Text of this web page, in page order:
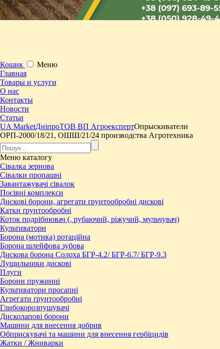
Кошик
Меню
Главная
Товары и услуги
О нас
Контакты
Новости
Статьи
UA MarketДніпроТОВ ВП АгроекспертОпрыскиватели
ОРП-2000/18/21, ОШШ/21/24 производства Агротехника
Меню каталогу
Сівалка зернова
Сівалки пропашні
Завантажувачі сівалок
Посівні комплекси
Дискові борони, агрегати ґрунтообробні дискові
Катки ґрунтообробні
Коток подрібнювач (, рубаючий, ріжучий, мульчувач)
Культиватори
Борона (мотика) ротаційна
Борона шлейфова зубова
Дискова борона Солоха БГР-4.2/ БГР-6.7/ БГР-9.3
Лущильники дискові
Плуги
Борони пружинні
Культиватори просапні
Агрегати ґрунтообробні
Глибокорозпушувачі
Дисколапові борони
Машини для внесення добрив
Обприскувачі та машини для внесення гербіцидів
Жатки / Жниварки